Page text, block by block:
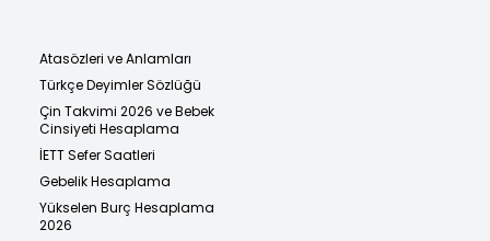
Atasözleri ve Anlamları
Türkçe Deyimler Sözlüğü
Çin Takvimi 2026 ve Bebek
Cinsiyeti Hesaplama
İETT Sefer Saatleri
Gebelik Hesaplama
Yükselen Burç Hesaplama
2026